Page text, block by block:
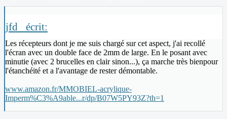
jfd_ écrit:
Les récepteurs dont je me suis chargé sur cet aspect, j'ai recollé
l'écran avec un double face de 2mm de large. En le posant avec
minutie (avec 2 brucelles en clair sinon...), ça marche très bienpour
l'étanchéité et a l'avantage de rester démontable.
www.amazon.fr/MMOBIEL-acrylique-
Imperm%C3%A9able...r/dp/B07W5PY93Z?th=1